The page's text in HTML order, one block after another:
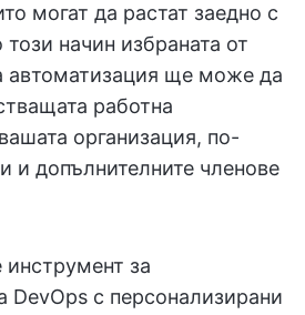
могат да растат заедно с
начин избраната от
автоматизация ще може да
работна
организация, по-
и допълнителните членове
инструмент за
DevOps с персонализирани